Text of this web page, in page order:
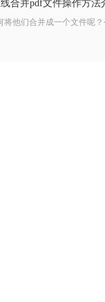
合并pdf文件操作方法
他们合并成一个文件呢